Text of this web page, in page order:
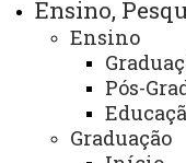
Ensino,
Ensino
Pós-
Graduação
Finalidade e
- Gestão de
-
Financeiro e de